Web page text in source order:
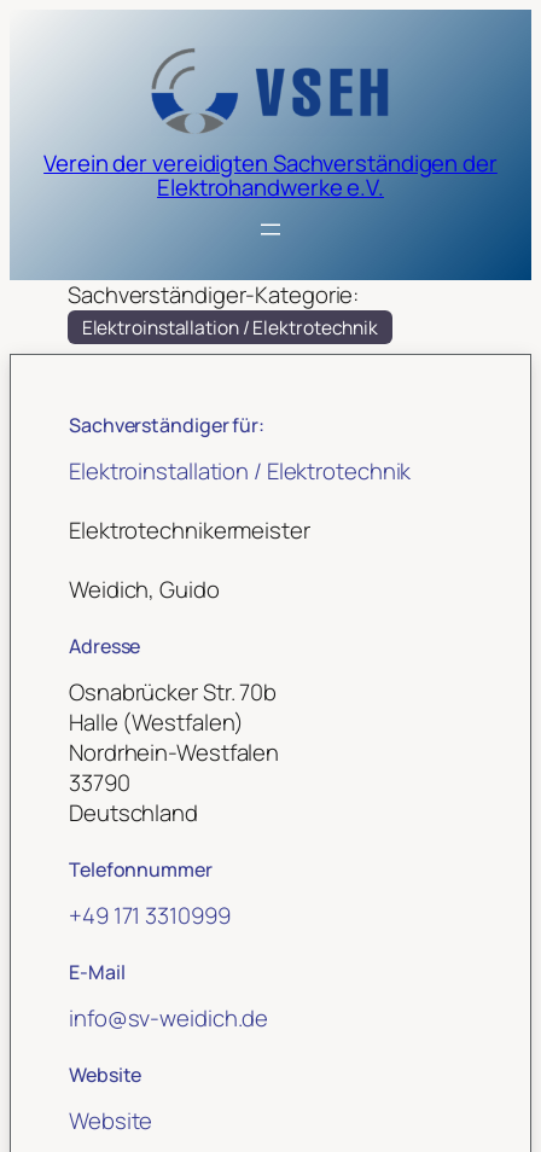
Verein der vereidigten Sachverständigen der
Elektrohandwerke e.V.
Sachverständiger-Kategorie:
Elektroinstallation / Elektrotechnik
Sachverständiger für:
Elektroinstallation / Elektrotechnik
Elektrotechnikermeister
Weidich, Guido
Adresse
Osnabrücker Str. 70b
Halle (Westfalen)
Nordrhein-Westfalen
33790
Deutschland
Telefonnummer
+49 171 3310999
E-Mail
info@sv-weidich.de
Website
Website